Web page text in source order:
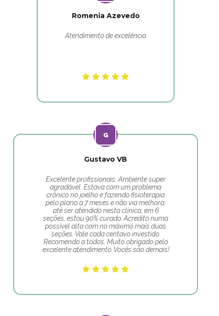
Romenia Azevedo
Atendimento de excelência
Gustavo VB
Excelente profissionais. Ambiente super
agradável. Estava com um problema
crônico no joelho e fazendo fisioterapia
pelo plano a 7 meses e não via melhora,
até ser atendido nesta clínica, em 6
seções, estou 90% curado. Acredito numa
possível alta com no máximo mais duas
seções. Vale cada centavo investido.
Recomendo a todos. Muito obrigado pelo
excelente atendimento. Vocês são demais!